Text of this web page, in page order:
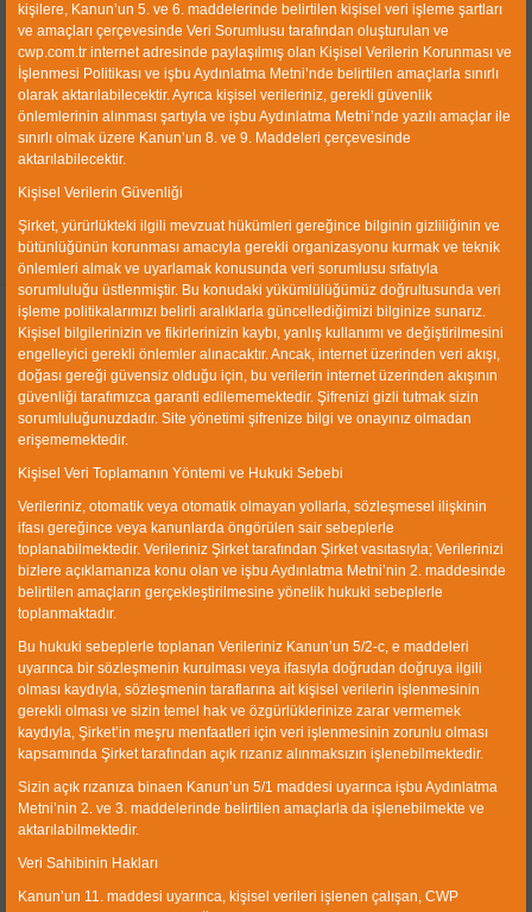
dayanıklı olacak şekilde dizayn edilmiştir.
Azami Çalışma Basıncı: 2.5 bar
Hakkımızda
CWP Kömür Zenginleştirme Tesisleri Makine Sanayi
Ticaret Ltd. Şti 1990 yılında kurulmuştur ve İzmir Atatürk
Organize Sanayi Bölgesi’nde faaliyet göstermektedir. Ana
malzemenin zenginleştirilmesi ve sınıflandırılması, taş
kırma ve ilgili maden işleri için tesis ve ekipmanların
dizayn, proses ve imalatıdır.
Hızlı Link
Ürünler
Galeri
Referanslar
İnsan Kaynakları
kişilere, Kanun’un 5. ve 6. maddelerinde belirtilen kişisel veri işleme şartları
ve amaçları çerçevesinde Veri Sorumlusu tarafından oluşturulan ve
cwp.com.tr internet adresinde paylaşılmış olan Kişisel Verilerin Korunması ve
İşlenmesi Politikası ve işbu Aydınlatma Metni’nde belirtilen amaçlarla sınırlı
olarak aktarılabilecektir. Ayrıca kişisel verileriniz, gerekli güvenlik
önlemlerinin alınması şartıyla ve işbu Aydınlatma Metni’nde yazılı amaçlar ile
sınırlı olmak üzere Kanun’un 8. ve 9. Maddeleri çerçevesinde
aktarılabilecektir.
Kişisel Verilerin Güvenliği
Şirket, yürürlükteki ilgili mevzuat hükümleri gereğince bilginin gizliliğinin ve
bütünlüğünün korunması amacıyla gerekli organizasyonu kurmak ve teknik
önlemleri almak ve uyarlamak konusunda veri sorumlusu sıfatıyla
sorumluluğu üstlenmiştir. Bu konudaki yükümlülüğümüz doğrultusunda veri
işleme politikalarımızı belirli aralıklarla güncellediğimizi bilginize sunarız.
Kişisel bilgilerinizin ve fikirlerinizin kaybı, yanlış kullanımı ve değiştirilmesini
engelleyici gerekli önlemler alınacaktır. Ancak, internet üzerinden veri akışı,
doğası gereği güvensiz olduğu için, bu verilerin internet üzerinden akışının
güvenliği tarafımızca garanti edilememektedir. Şifrenizi gizli tutmak sizin
sorumluluğunuzdadır. Site yönetimi şifrenize bilgi ve onayınız olmadan
erişememektedir.
Kişisel Veri Toplamanın Yöntemi ve Hukuki Sebebi
Verileriniz, otomatik veya otomatik olmayan yollarla, sözleşmesel ilişkinin
ifası gereğince veya kanunlarda öngörülen sair sebeplerle
toplanabilmektedir. Verileriniz Şirket tarafından Şirket vasıtasıyla; Verilerinizi
bizlere açıklamanıza konu olan ve işbu Aydınlatma Metni’nin 2. maddesinde
belirtilen amaçların gerçekleştirilmesine yönelik hukuki sebeplerle
toplanmaktadır.
Bu hukuki sebeplerle toplanan Verileriniz Kanun’un 5/2-c, e maddeleri
uyarınca bir sözleşmenin kurulması veya ifasıyla doğrudan doğruya ilgili
olması kaydıyla, sözleşmenin taraflarına ait kişisel verilerin işlenmesinin
gerekli olması ve sizin temel hak ve özgürlüklerinize zarar vermemek
kaydıyla, Şirket’in meşru menfaatleri için veri işlenmesinin zorunlu olması
kapsamında Şirket tarafından açık rızanız alınmaksızın işlenebilmektedir.
Sizin açık rızanıza binaen Kanun’un 5/1 maddesi uyarınca işbu Aydınlatma
Metni’nin 2. ve 3. maddelerinde belirtilen amaçlarla da işlenebilmekte ve
aktarılabilmektedir.
Veri Sahibinin Hakları
Kanun’un 11. maddesi uyarınca, kişisel verileri işlenen çalışan, CWP